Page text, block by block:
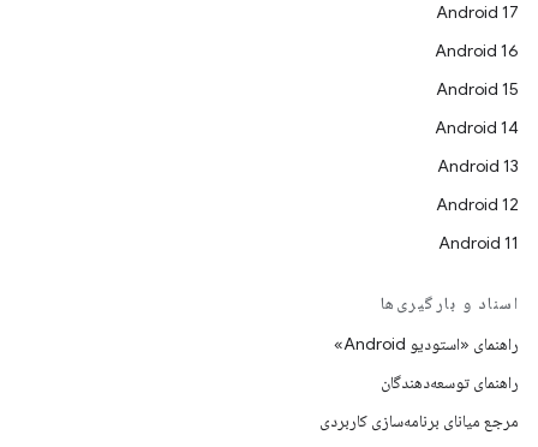
Android 17
Android 16
Android 15
Android 14
Android 13
Android 12
Android 11
اسناد و بارگیری‌ها
راهنمای «استودیو Android»
راهنمای توسعه‌دهندگان
مرجع میانای برنامه‌سازی کاربردی